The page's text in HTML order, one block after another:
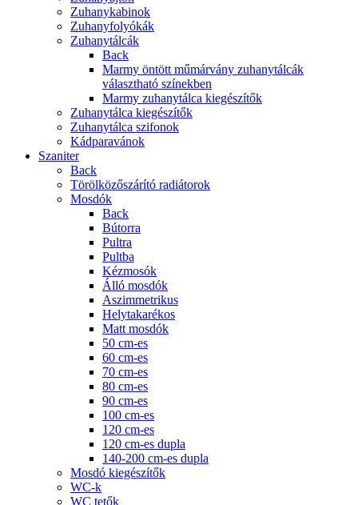
Zuhanykabinok
Zuhanyfolyókák
Zuhanytálcák
Back
Marmy öntött műmárvány zuhanytálcák
választható színekben
Marmy zuhanytálca kiegészítők
Zuhanytálca kiegészítők
Zuhanytálca szifonok
Kádparavánok
Szaniter
Back
Törölközőszárító radiátorok
Mosdók
Back
Bútorra
Pultra
Pultba
Kézmosók
Álló mosdók
Aszimmetrikus
Helytakarékos
Matt mosdók
50 cm-es
60 cm-es
70 cm-es
80 cm-es
90 cm-es
100 cm-es
120 cm-es
120 cm-es dupla
140-200 cm-es dupla
Mosdó kiegészítők
WC-k
WC tetők